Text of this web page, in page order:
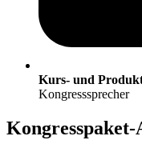
Kurs- und
Kongresssprecher
Kongresspaket-